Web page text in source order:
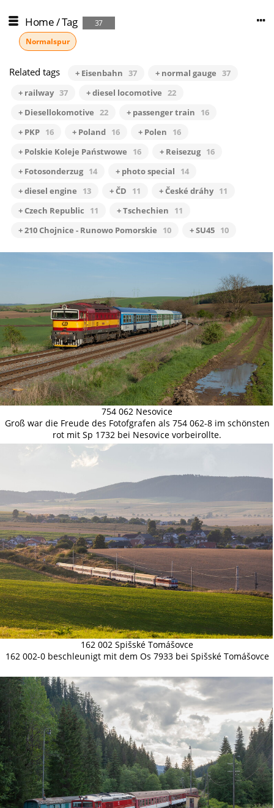
Home/Tag
37
Normalspur
Related tags + Eisenbahn 37 + normal gauge 37
+ railway 37 + diesel locomotive 22
+ Diesellokomotive 22 + passenger train
16
+ PKP 16 + Poland 16 + Polen
16
+ Polskie Koleje Państwowe
16 + Reisezug 16
+ Fotosonderzug 14 + photo special
14
+ diesel engine
13 + ČD 11 + České dráhy 11
+ Czech Republic
11 + Tschechien
11
+ 210 Chojnice - Runowo Pomorskie
10 + SU45 10
754 062 Nesovice
Groß war die Freude des Fotofgrafen als 754 062-8 im schönsten
rot mit Sp 1732 bei Nesovice vorbeirollte.
162 002 Spišské Tomášovce
162 002-0 beschleunigt mit dem Os 7933 bei Spišské Tomášovce